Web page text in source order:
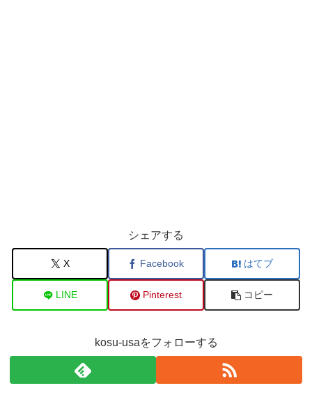
シェアする
X Facebook はてブ
LINE Pinterest コピー
kosu-usaをフォローする